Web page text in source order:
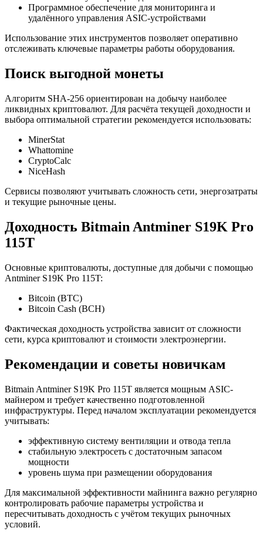
Программное обеспечение для мониторинга и
удалённого управления ASIC-устройствами
Использование этих инструментов позволяет оперативно
отслеживать ключевые параметры работы оборудования.
Поиск выгодной монеты
Алгоритм SHA-256 ориентирован на добычу наиболее
ликвидных криптовалют. Для расчёта текущей доходности и
выбора оптимальной стратегии рекомендуется использовать:
MinerStat
Whattomine
CryptoCalc
NiceHash
Сервисы позволяют учитывать сложность сети, энергозатраты
и текущие рыночные цены.
Доходность Bitmain Antminer S19K Pro
115T
Основные криптовалюты, доступные для добычи с помощью
Antminer S19K Pro 115T:
Bitcoin (BTC)
Bitcoin Cash (BCH)
Фактическая доходность устройства зависит от сложности
сети, курса криптовалют и стоимости электроэнергии.
Рекомендации и советы новичкам
Bitmain Antminer S19K Pro 115T является мощным ASIC-
майнером и требует качественно подготовленной
инфраструктуры. Перед началом эксплуатации рекомендуется
учитывать:
эффективную систему вентиляции и отвода тепла
стабильную электросеть с достаточным запасом
мощности
уровень шума при размещении оборудования
Для максимальной эффективности майнинга важно регулярно
контролировать рабочие параметры устройства и
пересчитывать доходность с учётом текущих рыночных
условий.